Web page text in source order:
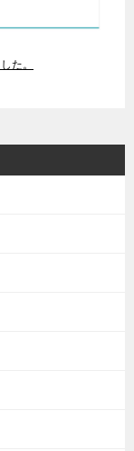
た。